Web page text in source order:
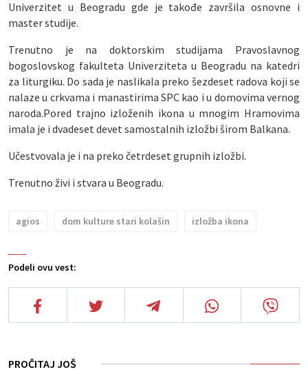
Podeli ovu vest:
Univerzitet u Beogradu gde je takođe završila osnovne i
master studije.
Trenutno je na doktorskim studijama Pravoslavnog
bogoslovskog fakulteta Univerziteta u Beogradu na katedri
za liturgiku. Do sada je naslikala preko šezdeset radova koji se
nalaze u crkvama i manastirima SPC kao i u domovima vernog
naroda.Pored trajno izloženih ikona u mnogim Hramovima
imala je i dvadeset devet samostalnih izložbi širom Balkana.
Učestvovala je i na preko četrdeset grupnih izložbi.
Trenutno živi i stvara u Beogradu.
agios dom kulture stari kolašin izložba ikona
PROČITAJ JOŠ